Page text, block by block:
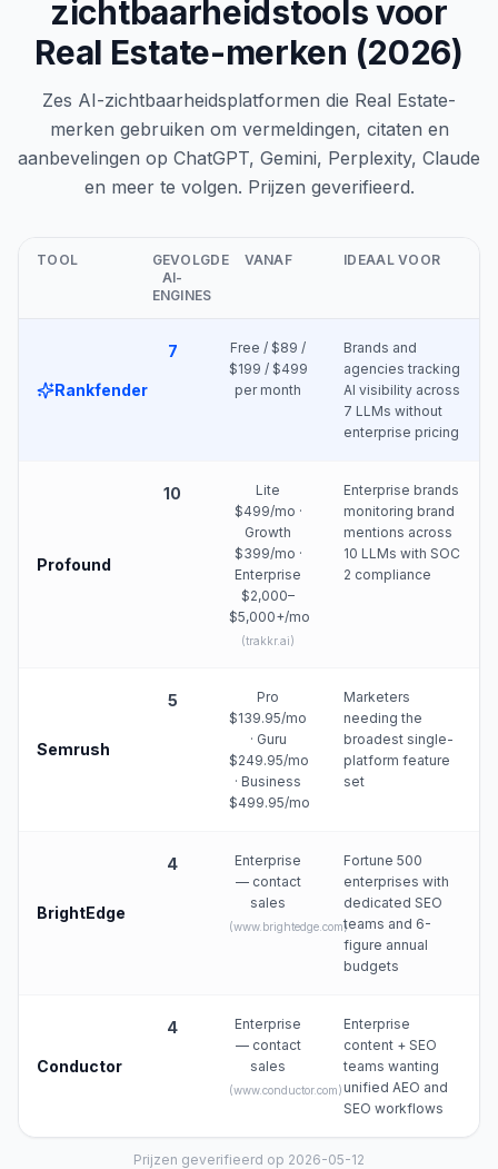
zichtbaarheidstools voor
Real Estate-merken (2026)
Zes AI-zichtbaarheidsplatformen die Real Estate-
merken gebruiken om vermeldingen, citaten en
aanbevelingen op ChatGPT, Gemini, Perplexity, Claude
en meer te volgen. Prijzen geverifieerd.
TOOL
GEVOLGDE
AI-
ENGINES
VANAF IDEAAL VOOR
Rankfender
7
Free / $89 /
$199 / $499
per month
Brands and
agencies tracking
AI visibility across
7 LLMs without
enterprise pricing
Profound
10
Lite
$499/mo ·
Growth
$399/mo ·
Enterprise
$2,000–
$5,000+/mo
(trakkr.ai)
Enterprise brands
monitoring brand
mentions across
10 LLMs with SOC
2 compliance
Semrush
5
Pro
$139.95/mo
· Guru
$249.95/mo
· Business
$499.95/mo
Marketers
needing the
broadest single-
platform feature
set
BrightEdge
4
Enterprise
— contact
sales
(www.brightedge.com)
Fortune 500
enterprises with
dedicated SEO
teams and 6-
figure annual
budgets
Conductor
4
Enterprise
— contact
sales
(www.conductor.com)
Enterprise
content + SEO
teams wanting
unified AEO and
SEO workflows
Prijzen geverifieerd op 2026-05-12